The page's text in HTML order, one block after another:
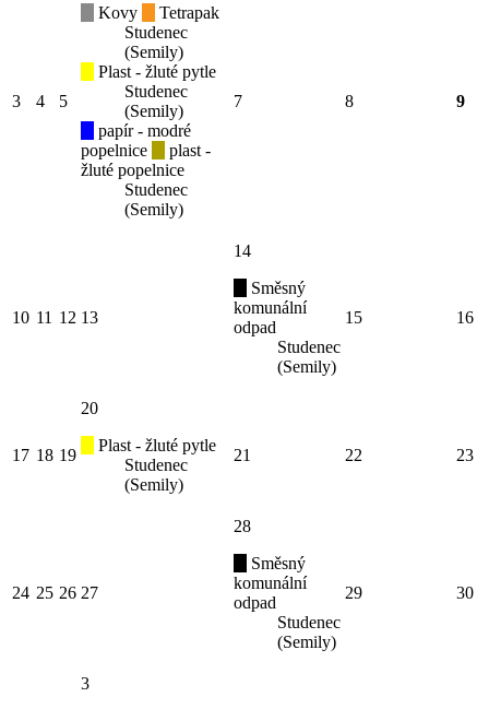
3 4 5
Kovy
Tetrapak
Studenec
(Semily)
Plast - žluté pytle
Studenec
(Semily)
papír - modré
popelnice
plast -
žluté popelnice
Studenec
(Semily)
7 8 9
10 11 12 13
14
Směsný
komunální
odpad
Studenec
(Semily)
15 16
17 18 19
20
Plast - žluté pytle
Studenec
(Semily)
21 22 23
24 25 26 27
28
Směsný
komunální
odpad
Studenec
(Semily)
29 30
3